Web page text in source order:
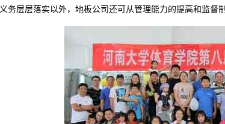
务层层落实以外，地板公司还可从管理能力的提高和监督